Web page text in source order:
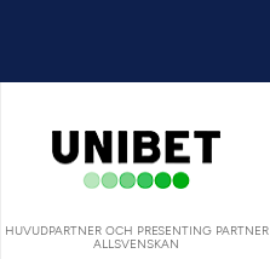
HUVUDPARTNER OCH PRESENTING PARTNER
ALLSVENSKAN